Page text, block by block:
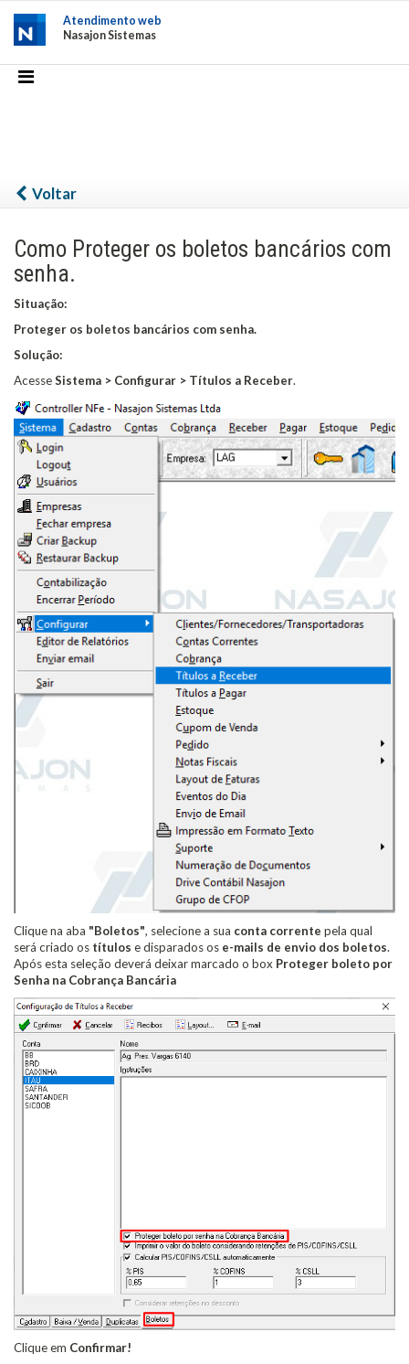
Atendimento web
Nasajon Sistemas
Voltar
Como Proteger os boletos bancários com
senha.
Situação:
Proteger os boletos bancários com senha.
Solução:
AcesseSistema > Configurar > Títulos a Receber.
Clique na aba "Boletos", selecione a sua conta corrente pela qual
será criado os títulos e disparados os e-mails de envio dos boletos.
Após esta seleção deverá deixar marcado o box Proteger boleto por
Senha na Cobrança Bancária
Clique em Confirmar!